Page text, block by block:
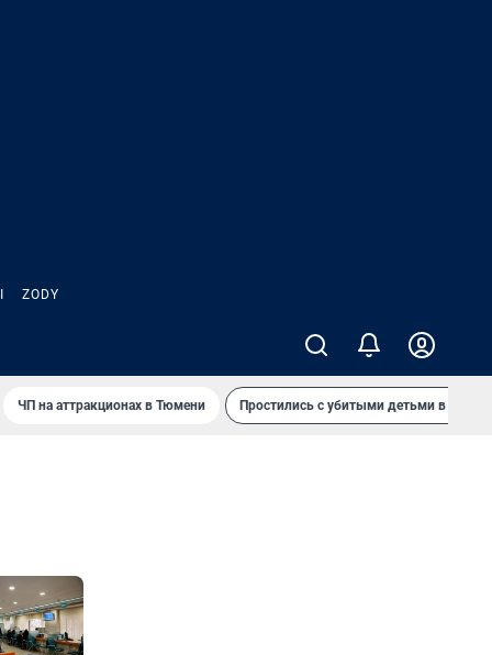
ZODY
ЧП на аттракционах в Тюмени Простились с убитыми детьми в